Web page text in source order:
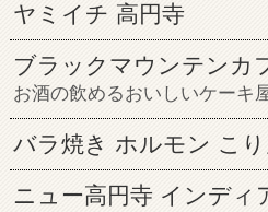
ヤミイチ 高円寺
ブラックマウンテンカ
お酒の飲めるおいしいケーキ
バラ焼き ホルモン こ
ニュー高円寺 インディ